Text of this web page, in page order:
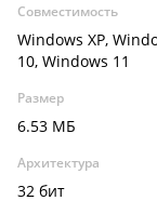
Совместимость
Windows XP,
10, Windows 11
Размер
6.53 МБ
Архитектура
32 бит